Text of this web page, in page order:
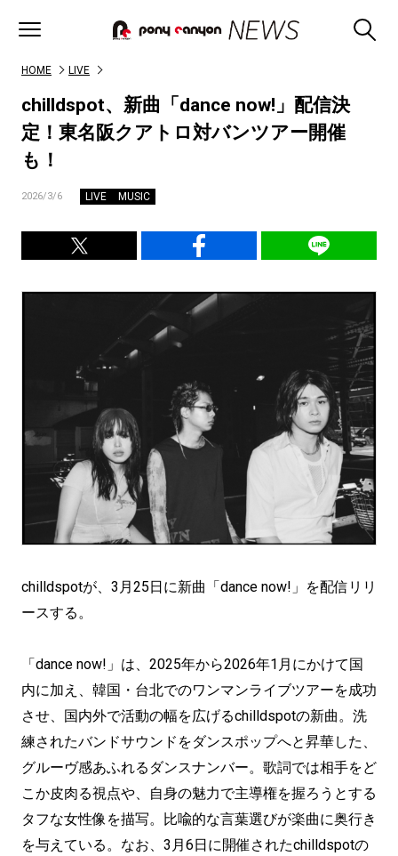
HOME LIVE
chilldspot、新曲「dance now!」配信決
定！東名阪クアトロ対バンツアー開催
も！
2026/3/6 LIVE MUSIC
chilldspotが、3月25日に新曲「dance now!」を配信リリ
ースする。
「dance now!」は、2025年から2026年1月にかけて国
内に加え、韓国・台北でのワンマンライブツアーを成功
させ、国内外で活動の幅を広げるchilldspotの新曲。洗
練されたバンドサウンドをダンスポップへと昇華した、
グルーヴ感あふれるダンスナンバー。歌詞では相手をど
こか皮肉る視点や、自身の魅力で主導権を握ろうとする
タフな女性像を描写。比喩的な言葉選びが楽曲に奥行き
を与えている。なお、3月6日に開催されたchilldspotの